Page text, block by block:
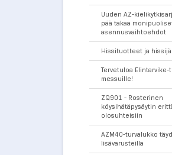
Uuden AZ-
pää takaa
asennusvaihtoehdot
Hissituotteet ja
Tervetuloa
messuille!
ZQ901 - Rosterinen
köysihätäpysäytin
olosuhteisiin
AZM40-turvalukko
lisävarusteilla